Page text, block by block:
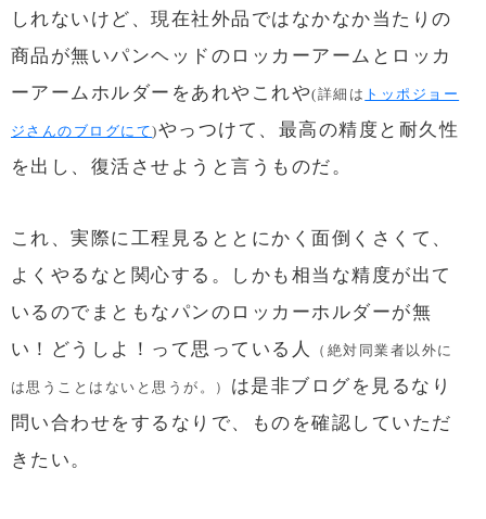
しれないけど、現在社外品ではなかなか当たりの
商品が無いパンヘッドのロッカーアームとロッカ
ーアームホルダーをあれやこれや(詳細は トッポジョー
ジさんのブログにて)やっつけて、最高の精度と耐久性
を出し、復活させようと言うものだ。
これ、実際に工程見るととにかく面倒くさくて、
よくやるなと関心する。しかも相当な精度が出て
いるのでまともなパンのロッカーホルダーが無
い！どうしよ！って思っている人
（絶対同業者以外に
は思うことはないと思うが。） は是非ブログを見るなり
問い合わせをするなりで、ものを確認していただ
きたい。